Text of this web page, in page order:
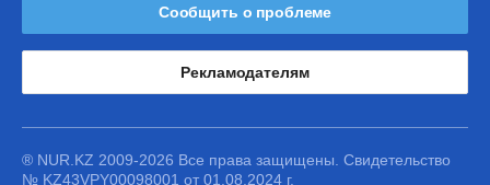
Сообщить о проблеме
Рекламодателям
® NUR.KZ 2009-2026 Все права защищены. Свидетельство
№ KZ43VPY00098001 от 01.08.2024 г.